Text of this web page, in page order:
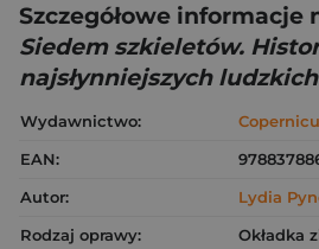
Szczegółowe informacje
Siedem szkieletów.
najsłynniejszych
Wydawnictwo:
EAN:
Autor:
Lydia
Rodzaj oprawy:
Okładka